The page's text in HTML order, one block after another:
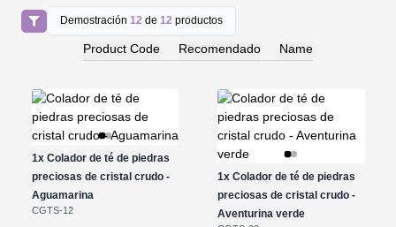
Demostración12 de12 productos
Product Code Recomendado Name
1xColador de té de piedras
preciosas de cristal crudo -
Aguamarina
CGTS-12
1x Colador de té de piedras
preciosas de cristal crudo -
Aventurina verde